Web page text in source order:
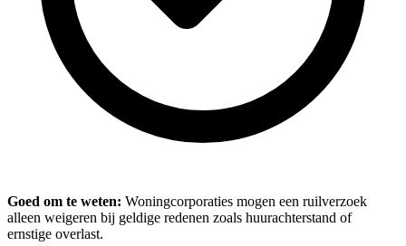
Goed om te weten: Woningcorporaties mogen een ruilverzoek
alleen weigeren bij geldige redenen zoals huurachterstand of
ernstige overlast.